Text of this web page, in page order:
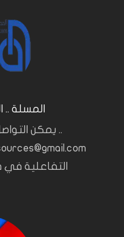
المسلة ..
.. يمكن
التفاعلية